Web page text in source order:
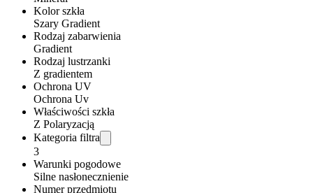
Kolor szkła
Szary Gradient
Rodzaj zabarwienia
Gradient
Rodzaj lustrzanki
Z gradientem
Ochrona UV
Ochrona Uv
Właściwości szkła
Z Polaryzacją
Kategoria filtra
3
Warunki pogodowe
Silne nasłonecznienie
Numer przedmiotu